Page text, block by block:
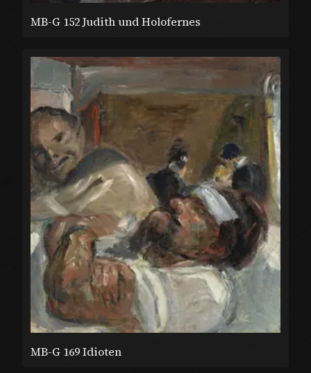
MB-G 152 Judith und Holofernes
MB-G 169 Idioten